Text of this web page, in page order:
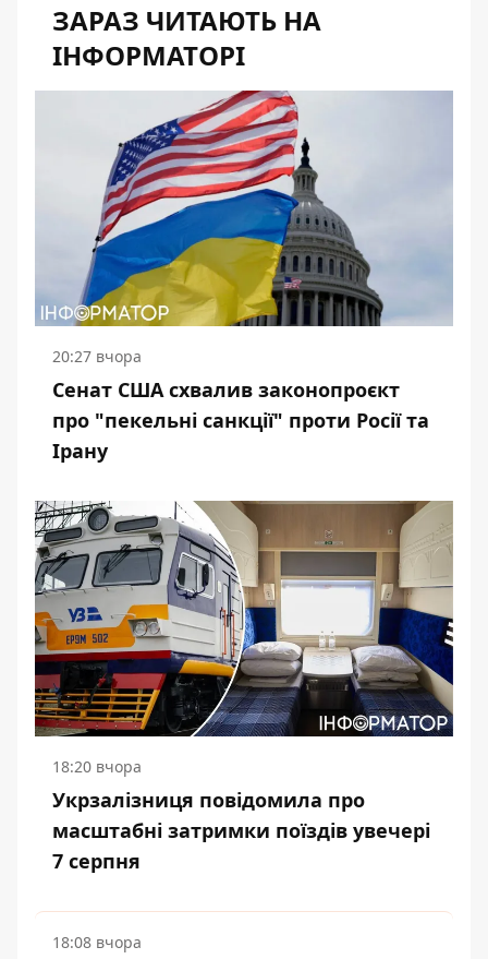
ЗАРАЗ ЧИТАЮТЬ НА
ІНФОРМАТОРІ
20:27 вчора
Сенат США схвалив законопроєкт
про "пекельні санкції" проти Росії та
Ірану
18:20 вчора
Укрзалізниця повідомила про
масштабні затримки поїздів увечері
7 серпня
18:08 вчора